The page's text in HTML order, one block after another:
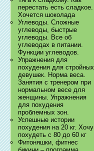
перестать есть сладкое.
Хочется шоколада
Углеводы. Сложные
углеводы, быстрые
углеводы. Все об
углеводах в питании.
Функции углеводов.
Упражнения для
похудения для стройных
девушек. Норма веса.
Занятия с тренером при
нормальном весе для
женщины. Упражнения
для похудения
проблемных зон.
Успешные истории
похудения на 20 кг. Хочу
похудеть с 80 до 60 кг
Фитоняшки, фитнес